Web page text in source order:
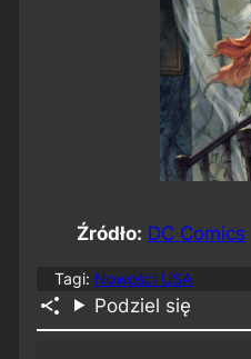
Źródło: DC Comics
Tagi: Nowości USA
Podziel się